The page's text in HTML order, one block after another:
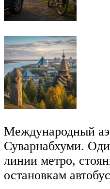
Международный
Суварнабхуми.
линии метро,
остановкам